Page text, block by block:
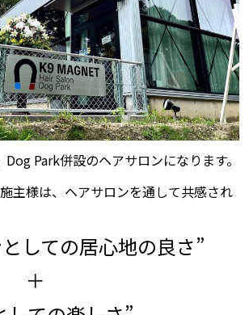
Dog Park併設のヘアサロンになります。
主様は、ヘアサロンを通して共感され
しての居心地の良さ”
＋